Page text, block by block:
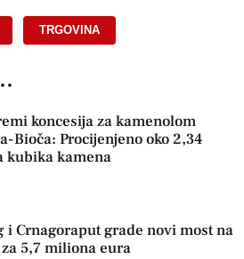
TRGOVINA
koncesija za kamenolom
Bioča: Procijenjeno oko 2,34
kubika kamena
i Crnagoraput grade novi most na
5,7 miliona eura